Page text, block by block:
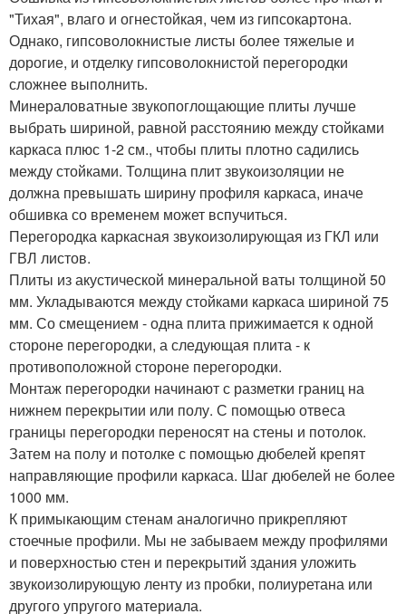
"Тихая", влаго и огнестойкая, чем из гипсокартона.
Однако, гипсоволокнистые листы более тяжелые и
дорогие, и отделку гипсоволокнистой перегородки
сложнее выполнить.
Минераловатные звукопоглощающие плиты лучше
выбрать шириной, равной расстоянию между стойками
каркаса плюс 1-2 см., чтобы плиты плотно садились
между стойками. Толщина плит звукоизоляции не
должна превышать ширину профиля каркаса, иначе
обшивка со временем может вспучиться.
Перегородка каркасная звукоизолирующая из ГКЛ или
ГВЛ листов.
Плиты из акустической минеральной ваты толщиной 50
мм. Укладываются между стойками каркаса шириной 75
мм. Со смещением - одна плита прижимается к одной
стороне перегородки, а следующая плита - к
противоположной стороне перегородки.
Монтаж перегородки начинают с разметки границ на
нижнем перекрытии или полу. С помощью отвеса
границы перегородки переносят на стены и потолок.
Затем на полу и потолке с помощью дюбелей крепят
направляющие профили каркаса. Шаг дюбелей не более
1000 мм.
К примыкающим стенам аналогично прикрепляют
стоечные профили. Мы не забываем между профилями
и поверхностью стен и перекрытий здания уложить
звукоизолирующую ленту из пробки, полиуретана или
другого упругого материала.